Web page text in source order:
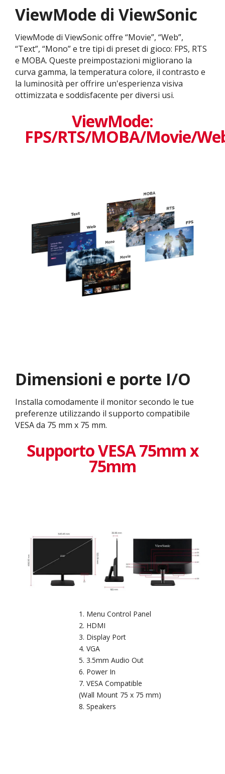
ViewMode di ViewSonic
ViewMode di ViewSonic offre “Movie”, “Web”,
“Text”, “Mono” e tre tipi di preset di gioco: FPS, RTS
e MOBA. Queste preimpostazioni migliorano la
curva gamma, la temperatura colore, il contrasto e
la luminosità per offrire un'esperienza visiva
ottimizzata e soddisfacente per diversi usi.
ViewMode:
FPS/RTS/MOBA/Movie/
Dimensioni e porte I/O
Installa comodamente il monitor secondo le tue
preferenze utilizzando il supporto compatibile
VESA da 75 mm x 75 mm.
Supporto VESA 75mm x
75mm
Menu Control Panel
HDMI
Display Port
VGA
3.5mm Audio Out
Power In
VESA Compatible
(Wall Mount 75 x 75 mm)
Speakers